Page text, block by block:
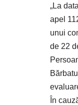
„La
apel
unui
de 22
În